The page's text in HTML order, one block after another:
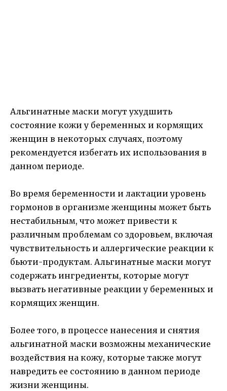
Альгинатные маски могут ухудшить
состояние кожи у беременных и кормящих
женщин в некоторых случаях, поэтому
рекомендуется избегать их использования в
данном периоде.
Во время беременности и лактации уровень
гормонов в организме женщины может быть
нестабильным, что может привести к
различным проблемам со здоровьем, включая
чувствительность и аллергические реакции к
бьюти-продуктам. Альгинатные маски могут
содержать ингредиенты, которые могут
вызвать негативные реакции у беременных и
кормящих женщин.
Более того, в процессе нанесения и снятия
альгинатной маски возможны механические
воздействия на кожу, которые также могут
навредить ее состоянию в данном периоде
жизни женщины.